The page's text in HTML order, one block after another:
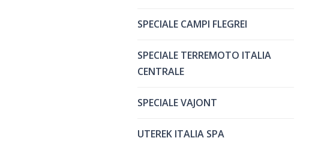
SPECIALE CAMPI FLEGREI
SPECIALE TERREMOTO ITALIA
CENTRALE
SPECIALE VAJONT
UTEREK ITALIA SPA